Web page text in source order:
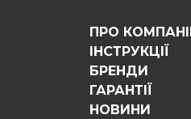
ПРО
ІНСТРУКЦІЇ
БРЕНДИ
ГАРАНТІЇ
НОВИНИ